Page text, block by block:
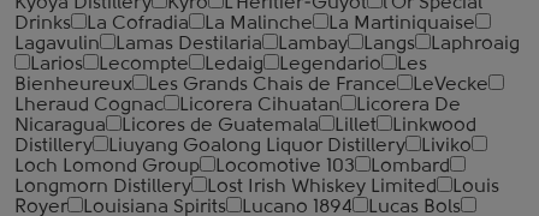
Drinks
La Cofradia La Malinche
La Martiniquaise
Lagavulin
Lamas Destilaria Lambay Langs
Laphroaig
Larios
Lecompte Ledaig Legendario
Les
Bienheureux
Les Grands Chais de France
LeVecke
Lheraud Cognac
Licorera Cihuatan
Licorera De
Nicaragua
Licores de Guatemala Lillet
Linkwood
Distillery
Liuyang Goalong Liquor Distillery
Liviko
Loch Lomond Group
Locomotive 103
Lombard
Longmorn Distillery
Lost Irish Whiskey Limited
Louis
Royer
Louisiana Spirits Lucano 1894
Lucas Bols